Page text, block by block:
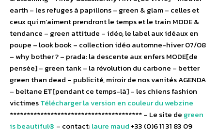
earth – les refuges à papillons – green & glam – celles et
ceux qui m’aiment prendront le temps et le train MODE &
tendance – green attitude – idéo, le label aux idéaux en
poupe – look book – collection idéo automne-hiver 07/08
– why bother ? – prada: la descente aux enfers MODE[de
pensée] – green tank – la révolution du carbone – better
green than dead – publicité, miroir de nos vanités AGENDA
– beltane ET[pendant ce temps-là] – les chiens fashion
victimesTélécharger la version en couleur du webzine
*************************************** – Le site de green
is beautiful® – contact:laure maud +33 (0)6 11 31 83 09